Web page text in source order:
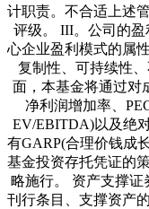
计职责。不合适上述
评级。 III。公司的
心企业盈利模式的属
复制性、可持续性
面，本基金将通过对
净利润增加率、
EV/EBITDA)以及绝
有GARP(合理价钱成
基金投资存托凭证的
略施行。 资产支撑证
刊行条目、支撑资产